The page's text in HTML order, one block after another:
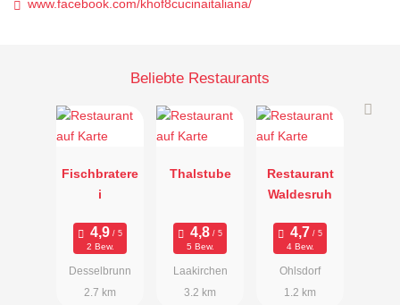
www.facebook.com/khof8cucinaitaliana/
Beliebte Restaurants
Fischbratere
i
2 Bew.
Desselbrunn
2.7 km
Thalstube
5 Bew.
Laakirchen
3.2 km
Restaurant
Waldesruh
4 Bew.
Ohlsdorf
1.2 km